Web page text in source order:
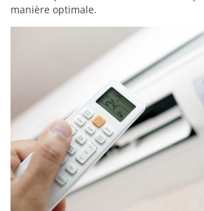
manière optimale.